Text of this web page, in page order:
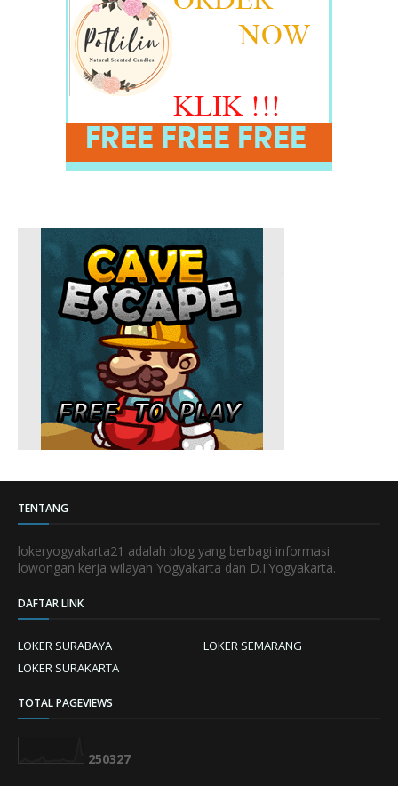
TENTANG
lokeryogyakarta21 adalah blog yang berbagi informasi
lowongan kerja wilayah Yogyakarta dan D.I.Yogyakarta.
DAFTAR LINK
LOKER SURABAYA
LOKER SEMARANG
LOKER SURAKARTA
TOTAL PAGEVIEWS
250327